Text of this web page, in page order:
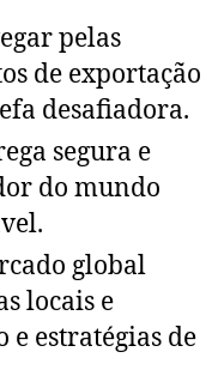
pelas
de exportação
desafiadora.
segura e
do mundo
global
locais e
estratégias de